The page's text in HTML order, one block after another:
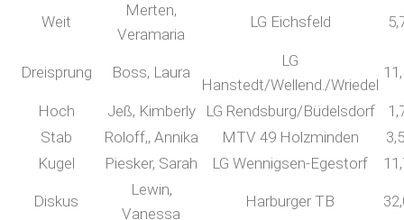
Weit
Merten,
Veramaria
LG Eichsfeld
Dreisprung Boss, Laura
LG
Hanstedt/Wellend./Wriedel
Hoch Jeß, Kimberly LG Rendsburg/Büdelsdorf
Stab
Roloff,, Annika MTV 49 Holzminden
Kugel
Piesker, Sarah LG Wennigsen-Egestorf
Diskus
Lewin,
Vanessa
Harburger TB